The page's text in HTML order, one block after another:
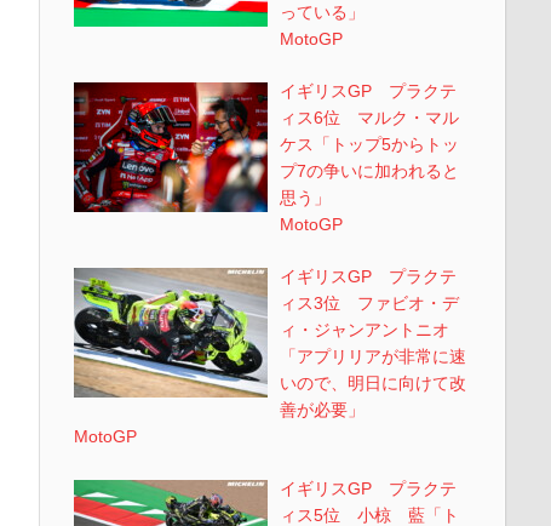
っている」
MotoGP
イギリスGP プラクテ
ィス6位 マルク・マル
ケス「トップ5からトッ
プ7の争いに加われると
思う」
MotoGP
イギリスGP プラクテ
ィス3位 ファビオ・デ
ィ・ジャンアントニオ
「アプリリアが非常に速
いので、明日に向けて改
善が必要」
MotoGP
イギリスGP プラクテ
ィス5位 小椋 藍「ト